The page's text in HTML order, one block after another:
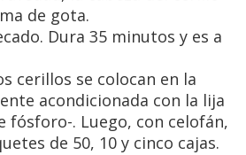
de gota.
Dura 35 minutos y es a
cerillos se colocan en la
acondicionada con la lija
fósforo-. Luego, con celofán,
de 50, 10 y cinco cajas.